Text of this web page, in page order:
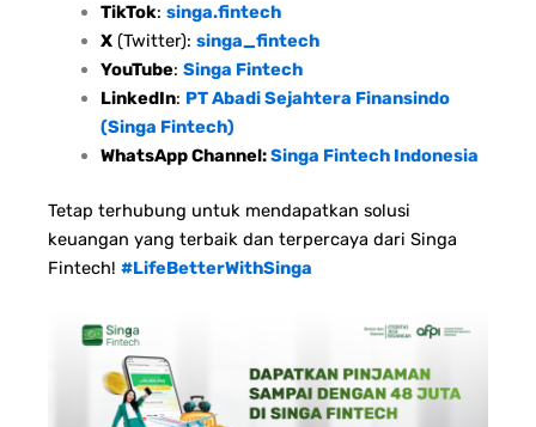
TikTok: singa.fintech
X(Twitter): singa_fintech
YouTube: Singa Fintech
LinkedIn: PT Abadi Sejahtera Finansindo
(Singa Fintech)
WhatsApp Channel:Singa Fintech Indonesia
Tetap terhubung untuk mendapatkan solusi
keuangan yang terbaik dan terpercaya dari Singa
Fintech! #LifeBetterWithSinga